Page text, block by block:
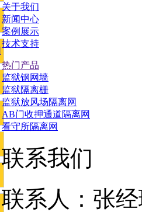
关于我们
新闻中心
案例展示
技术支持
热门产品
监狱钢网墙
监狱隔离栅
监狱放风场隔离网
AB门收押通道隔离网
看守所隔离网
联系我们
联系人：张